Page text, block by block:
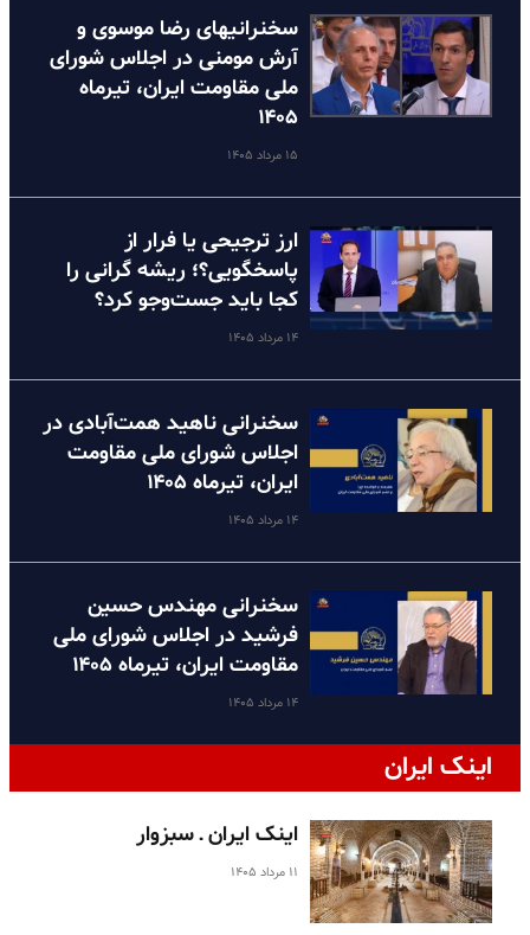
سخنرانیهای رضا موسوی و
آرش مومنی در اجلاس شورای
ملی مقاومت ایران، تیرماه
۱۴۰۵
۱۵ مرداد ۱۴۰۵
ارز ترجیحی یا فرار از
پاسخگویی؟؛ ریشه گرانی را
کجا باید جست‌وجو کرد؟
۱۴ مرداد ۱۴۰۵
سخنرانی ناهید همت‌آبادی در
اجلاس شورای ملی مقاومت
ایران، تیرماه ۱۴۰۵
۱۴ مرداد ۱۴۰۵
سخنرانی مهندس حسین
فرشید در اجلاس شورای ملی
مقاومت ایران، تیرماه ۱۴۰۵
۱۴ مرداد ۱۴۰۵
اینک ایران
اینک ایران ـ سبزوار
۱۱ مرداد ۱۴۰۵